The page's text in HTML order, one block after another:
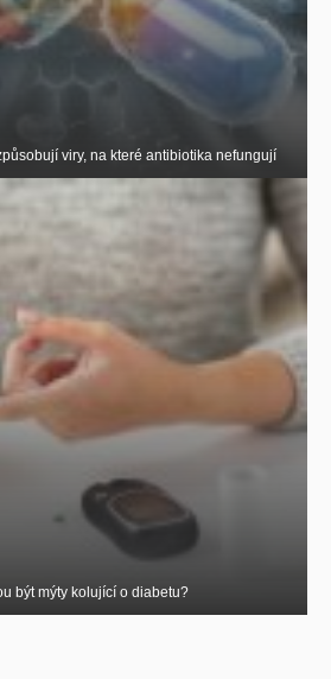
viry, na které antibiotika nefungují
být mýty kolující o diabetu?